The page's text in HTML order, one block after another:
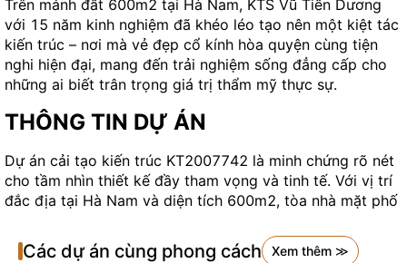
Trên mảnh đất 600m2 tại Hà Nam, KTS Vũ Tiến Dương
với 15 năm kinh nghiệm đã khéo léo tạo nên một kiệt tác
kiến trúc – nơi mà vẻ đẹp cổ kính hòa quyện cùng tiện
nghi hiện đại, mang đến trải nghiệm sống đẳng cấp cho
những ai biết trân trọng giá trị thẩm mỹ thực sự.
THÔNG TIN DỰ ÁN
Dự án cải tạo kiến trúc KT2007742 là minh chứng rõ nét
cho tầm nhìn thiết kế đầy tham vọng và tinh tế. Với vị trí
đắc địa tại Hà Nam và diện tích 600m2, tòa nhà mặt phố
tượng cho phong cách sống sang trọng, có văn hóa.
Các dự án cùng phong cách Xem thêm ≫